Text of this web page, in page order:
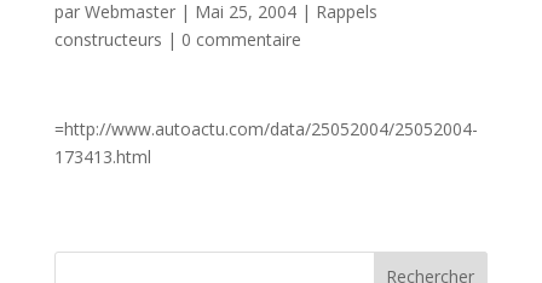
par Webmaster| Mai 25, 2004| Rappels
constructeurs | 0 commentaire
=http://www.autoactu.com/data/25052004/25052004-
173413.html